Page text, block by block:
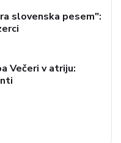
slovenska pesem":
Večeri v atriju: